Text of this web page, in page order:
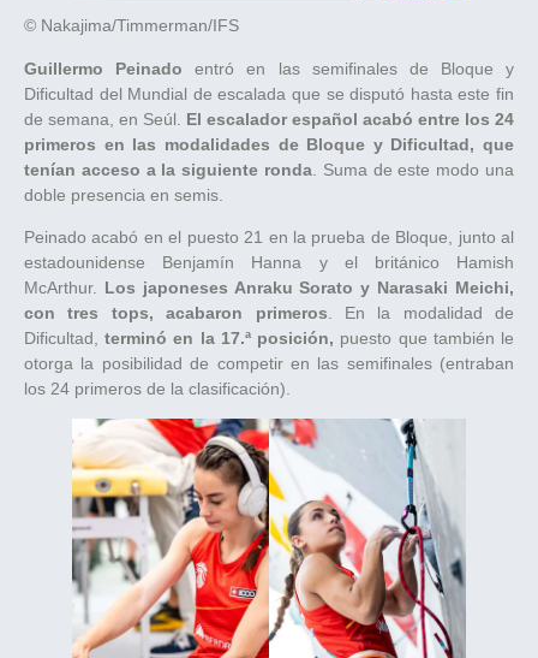
© Nakajima/Timmerman/IFS
Guillermo Peinado entró en las semifinales de Bloque y
Dificultad del Mundial de escalada que se disputó hasta este fin
de semana, en Seúl. El escalador español acabó entre los 24
primeros en las modalidades de Bloque y Dificultad, que
tenían acceso a la siguiente ronda . Suma de este modo una
doble presencia en semis.
Peinado acabó en el puesto 21 en la prueba de Bloque, junto al
estadounidense Benjamín Hanna y el británico Hamish
McArthur. Los japoneses Anraku Sorato y Narasaki Meichi,
con tres tops, acabaron primeros . En la modalidad de
Dificultad,terminó en la 17.ª posición, puesto que también le
otorga la posibilidad de competir en las semifinales (entraban
los 24 primeros de la clasificación).